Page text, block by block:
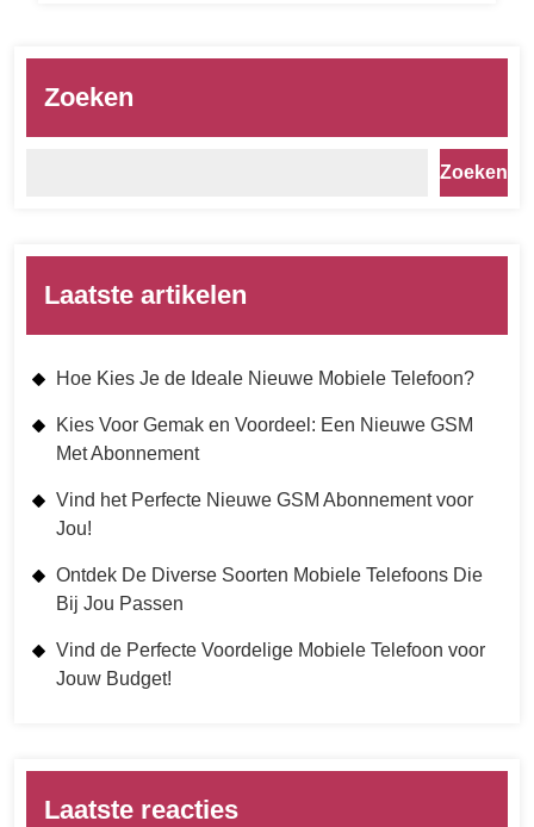
Zoeken
Zoeken
Laatste artikelen
Hoe Kies Je de Ideale Nieuwe Mobiele Telefoon?
Kies Voor Gemak en Voordeel: Een Nieuwe GSM
Met Abonnement
Vind het Perfecte Nieuwe GSM Abonnement voor
Jou!
Ontdek De Diverse Soorten Mobiele Telefoons Die
Bij Jou Passen
Vind de Perfecte Voordelige Mobiele Telefoon voor
Jouw Budget!
Laatste reacties